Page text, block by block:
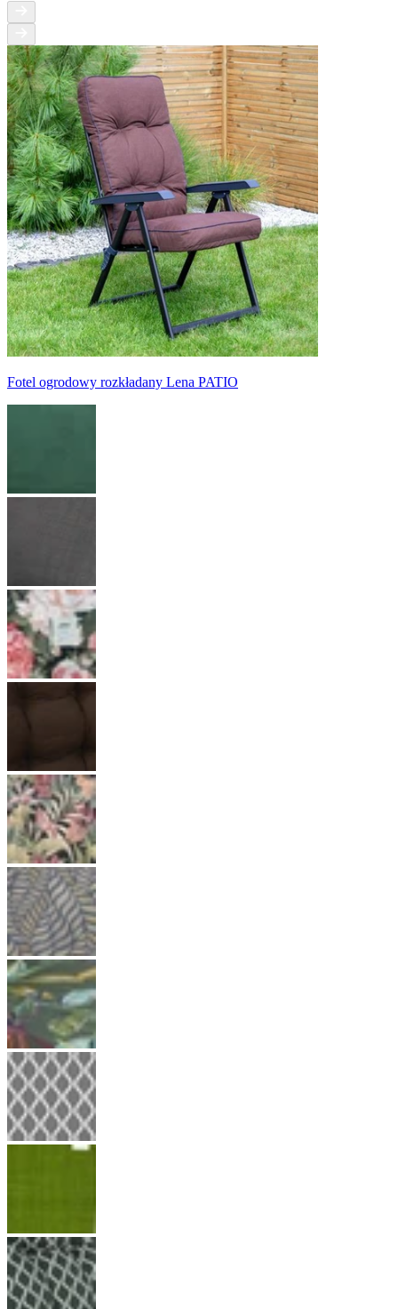
Fotel ogrodowy rozkładany Lena PATIO